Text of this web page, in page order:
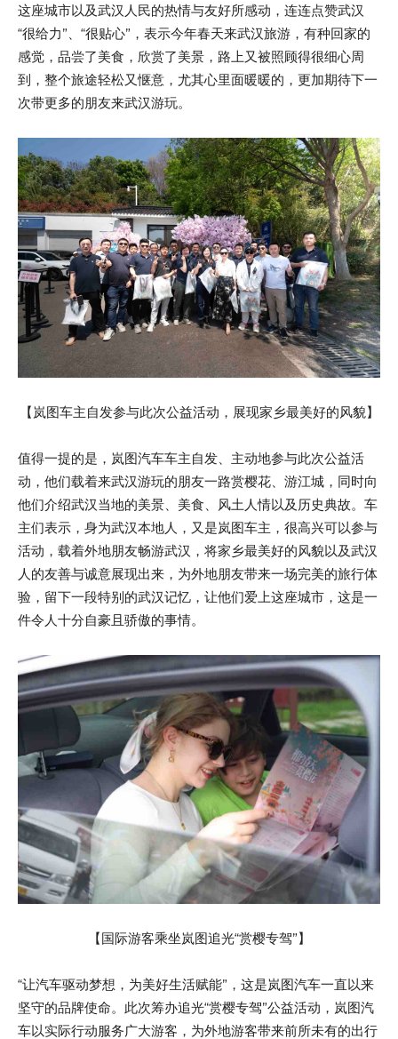
这座城市以及武汉人民的热情与友好所感动，连连点赞武汉
“很给力”、“很贴心”，表示今年春天来武汉旅游，有种回家的
感觉，品尝了美食，欣赏了美景，路上又被照顾得很细心周
到，整个旅途轻松又惬意，尤其心里面暖暖的，更加期待下一
次带更多的朋友来武汉游玩。
【岚图车主自发参与此次公益活动，展现家乡最美好的风貌】
值得一提的是，岚图汽车车主自发、主动地参与此次公益活
动，他们载着来武汉游玩的朋友一路赏樱花、游江城，同时向
他们介绍武汉当地的美景、美食、风土人情以及历史典故。车
主们表示，身为武汉本地人，又是岚图车主，很高兴可以参与
活动，载着外地朋友畅游武汉，将家乡最美好的风貌以及武汉
人的友善与诚意展现出来，为外地朋友带来一场完美的旅行体
验，留下一段特别的武汉记忆，让他们爱上这座城市，这是一
件令人十分自豪且骄傲的事情。
【国际游客乘坐岚图追光“赏樱专驾”】
“让汽车驱动梦想，为美好生活赋能”，这是岚图汽车一直以来
坚守的品牌使命。此次筹办追光“赏樱专驾”公益活动，岚图汽
车以实际行动服务广大游客，为外地游客带来前所未有的出行